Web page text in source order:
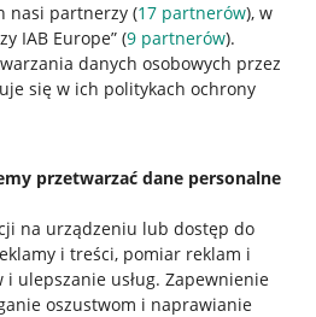
nasi partnerzy (17 partnerów), w
IAB Europe” (9 partnerów).
danych osobowych przez
się w ich politykach ochrony
przetwarzać dane personalne
na urządzeniu lub dostęp do
i treści, pomiar reklam i
ulepszanie usług. Zapewnienie
oszustwom i naprawianie